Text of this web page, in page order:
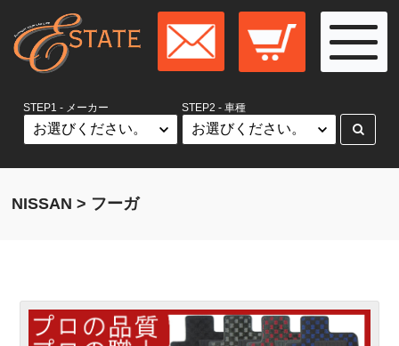
STEP1 - メーカー STEP2 - 車種
NISSAN > フーガ